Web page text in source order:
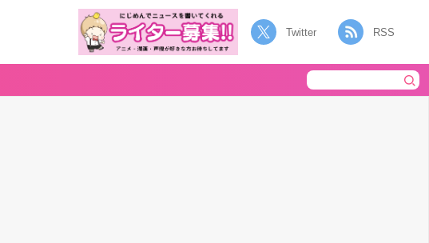
Twitter RSS